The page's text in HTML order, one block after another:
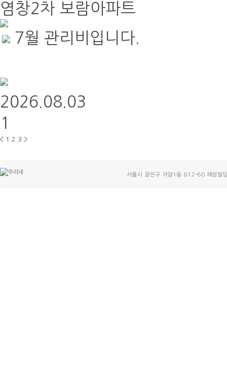
염창2차 보람아파트
7월 관리비입니다.
2026.08.03
1
< 1 2 3 >
서울시 광진구 자양1동 612-60 혜